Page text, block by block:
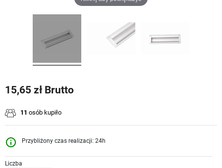
15,65 zł Brutto
11 osób kupiło
info_outline Przybliżony czas realizacji: 24h
Liczba